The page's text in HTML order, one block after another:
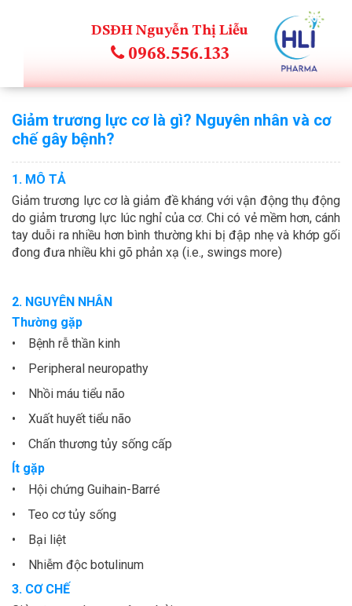
DSĐH Nguyễn Thị Liễu
0968.556.133
Giảm trương lực cơ là gì? Nguyên nhân và cơ
chế gây bệnh?
1. MÔ TẢ
Giảm trương lực cơ là giảm đề kháng với vận động thụ động
do giảm trương lực lúc nghỉ của cơ. Chi có vẻ mềm hơn, cánh
tay duỗi ra nhiều hơn bình thường khi bị đập nhẹ và khớp gối
đong đưa nhiều khi gõ phản xạ (i.e., swings more)
2. NGUYÊN NHÂN
Thường gặp
• Bệnh rễ thần kinh
• Peripheral neuropathy
• Nhồi máu tiểu não
• Xuất huyết tiểu não
• Chấn thương tủy sống cấp
Ít gặp
• Hội chứng Guihain-Barré
• Teo cơ tủy sống
• Bại liệt
• Nhiễm độc botulinum
3. CƠ CHẾ